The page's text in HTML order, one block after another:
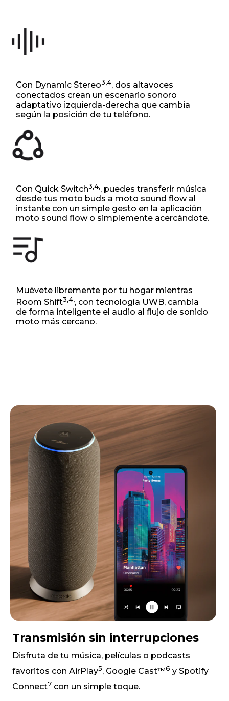
Con Dynamic Stereo3,4, dos altavoces
conectados crean un escenario sonoro
adaptativo izquierda-derecha que cambia
según la posición de tu teléfono.
Con Quick Switch3,4,, puedes transferir música
desde tus moto buds a moto sound flow al
instante con un simple gesto en la aplicación
moto sound flow o simplemente acercándote.
Muévete libremente por tu hogar mientras
Room Shift3,4,, con tecnología UWB, cambia
de forma inteligente el audio al flujo de sonido
moto más cercano.
Transmisión sin interrupciones
Disfruta de tu música, películas o podcasts
favoritos con AirPlay5, Google Cast™6 y Spotify
Connect7 con un simple toque.